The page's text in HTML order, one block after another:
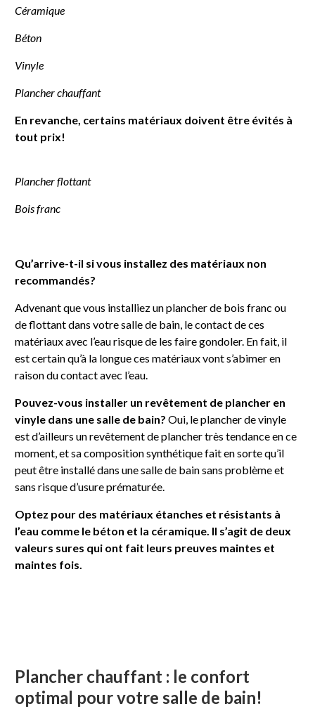
Céramique
Béton
Vinyle
Plancher chauffant
En revanche, certains matériaux doivent être évités à
tout prix!
Plancher flottant
Bois franc
Qu’arrive-t-il si vous installez des matériaux non
recommandés?
Advenant que vous installiez un plancher de bois franc ou
de flottant dans votre salle de bain, le contact de ces
matériaux avec l’eau risque de les faire gondoler. En fait, il
est certain qu’à la longue ces matériaux vont s’abimer en
raison du contact avec l’eau.
Pouvez-vous installer un revêtement de plancher en
vinyle dans une salle de bain?Oui, le plancher de vinyle
est d’ailleurs un revêtement de plancher très tendance en ce
moment, et sa composition synthétique fait en sorte qu’il
peut être installé dans une salle de bain sans problème et
sans risque d’usure prématurée.
Optez pour des matériaux étanches et résistants à
l’eau comme le béton et la céramique. Il s’agit de deux
valeurs sures qui ont fait leurs preuves maintes et
maintes fois.
Plancher chauffant : le confort
optimal pour votre salle de bain!